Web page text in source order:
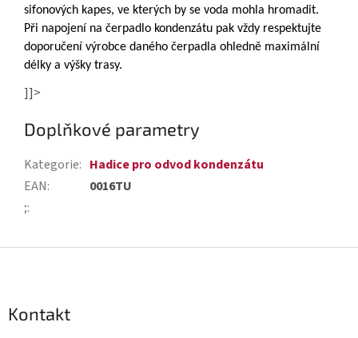
sifonových kapes, ve kterých by se voda mohla hromadit.
Při napojení na čerpadlo kondenzátu pak vždy respektujte
doporučení výrobce daného čerpadla ohledně maximální
délky a výšky trasy.
]]>
Doplňkové parametry
Kategorie: Hadice pro odvod kondenzátu
EAN:
0016TU
;:
p
aKontakt